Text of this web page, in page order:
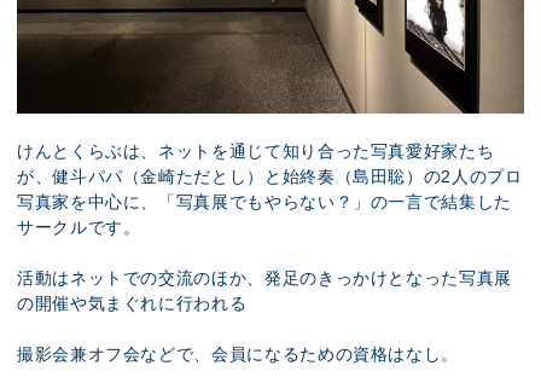
けんとくらぶは、ネットを通じて知り合った写真愛好家たち
が、健斗パパ（金崎ただとし）と始終奏（島田聡）の2人のプロ
写真家を中心に、「写真展でもやらない？」の一言で結集した
サークルです。
活動はネットでの交流のほか、発足のきっかけとなった写真展
の開催や気まぐれに行われる
撮影会兼オフ会などで、会員になるための資格はなし。